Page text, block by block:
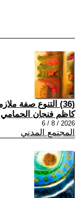
(36) التنوع صفة ملازمة للمجتمعات
كاظم فنجان الحمامي
2026 / 8 / 6
المجتمع المدني